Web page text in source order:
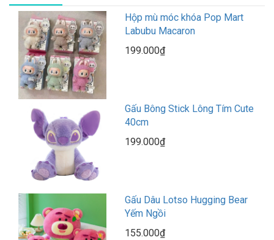
Hộp mù móc khóa Pop Mart
Labubu Macaron
199.000₫
Gấu Bông Stick Lông Tím Cute
40cm
199.000₫
Gấu Dâu Lotso Hugging Bear
Yếm Ngồi
155.000₫